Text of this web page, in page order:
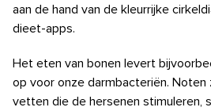
aan de hand van de kleurrijke
dieet-apps.
Het eten van bonen levert
op voor onze darmbacteriën.
vetten die de hersenen stimuleren,